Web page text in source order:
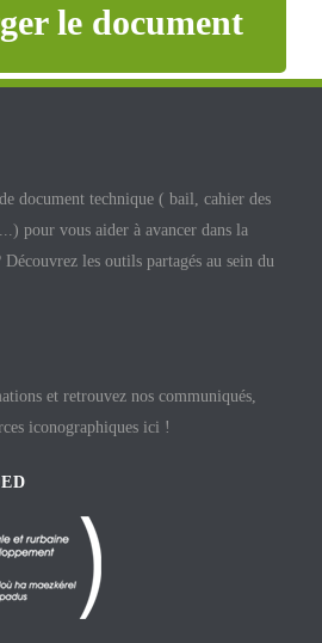
le document
document technique ( bail, cahier des
pour vous aider à avancer dans la
les outils partagés au sein du
et retrouvez nos communiqués,
iconographiques ici !